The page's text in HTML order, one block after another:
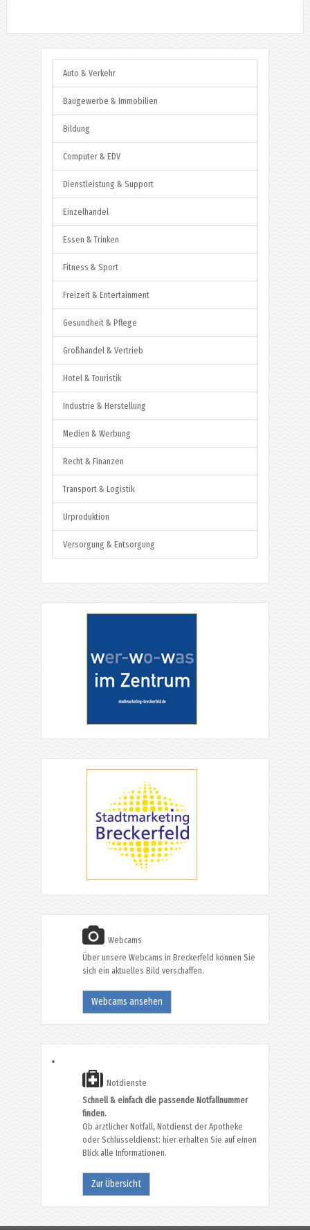
Auto & Verkehr
Baugewerbe & Immobilien
Bildung
Computer & EDV
Dienstleistung & Support
Einzelhandel
Essen & Trinken
Fitness & Sport
Freizeit & Entertainment
Gesundheit & Pflege
Großhandel & Vertrieb
Hotel & Touristik
Industrie & Herstellung
Medien & Werbung
Recht & Finanzen
Transport & Logistik
Urproduktion
Versorgung & Entsorgung
Webcams
Über unsere Webcams in Breckerfeld können Sie
sich ein aktuelles Bild verschaffen.
Webcams ansehen
Notdienste
Schnell & einfach die passende Notfallnummer
finden.
Ob ärztlicher Notfall, Notdienst der Apotheke
oder Schlüsseldienst: hier erhalten Sie auf einen
Blick alle Informationen.
Zur Übersicht